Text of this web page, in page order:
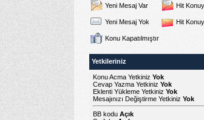
Yeni Mesaj Var Hit
Yeni Mesaj Yok Hit
Konu Kapatılmıştır
Yetkileriniz
Konu Acma Yetkiniz Yok
Cevap Yazma Yetkiniz Yok
Eklenti Yükleme Yetkiniz Yok
Mesajınızı Değiştirme Yetkiniz Yok
BB kodu Açık